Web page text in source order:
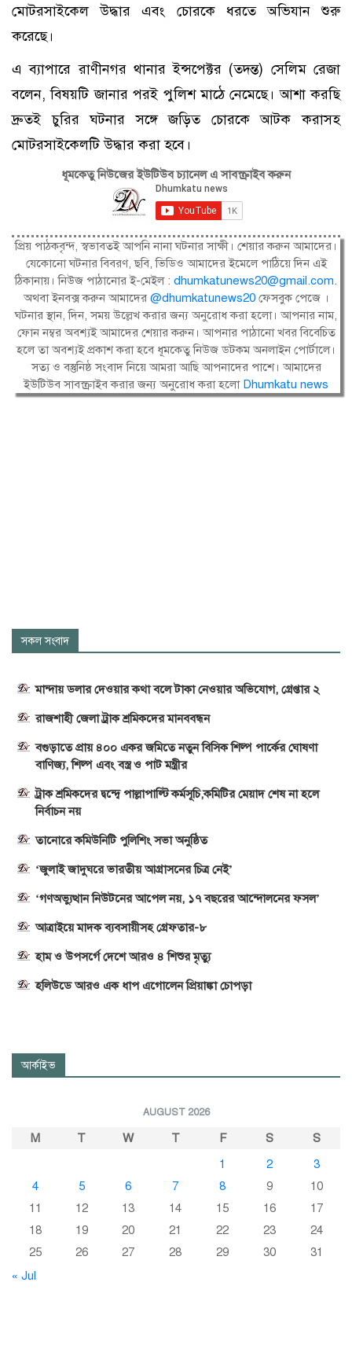
মোটরসাইকেল উদ্ধার এবং চোরকে ধরতে অভিযান শুরু
করেছে।
এ ব্যাপারে রাণীনগর থানার ইন্সপেক্টর (তদন্ত) সেলিম রেজা
বলেন, বিষয়টি জানার পরই পুলিশ মাঠে নেমেছে। আশা করছি
দ্রুতই চুরির ঘটনার সঙ্গে জড়িত চোরকে আটক করাসহ
মোটরসাইকেলটি উদ্ধার করা হবে।
ধূমকেতু নিউজের ইউটিউব চ্যানেল এ সাবস্ক্রাইব করুন
প্রিয় পাঠকবৃন্দ, স্বভাবতই আপনি নানা ঘটনার সাক্ষী। শেয়ার করুন আমাদের।
যেকোনো ঘটনার বিবরণ, ছবি, ভিডিও আমাদের ইমেলে পাঠিয়ে দিন এই
ঠিকানায়। নিউজ পাঠানোর ই-মেইল : dhumkatunews20@gmail.com.
অথবা ইনবক্স করুন আমাদের@dhumkatunews20 ফেসবুক পেজে ।
ঘটনার স্থান, দিন, সময় উল্লেখ করার জন্য অনুরোধ করা হলো। আপনার নাম,
ফোন নম্বর অবশ্যই আমাদের শেয়ার করুন। আপনার পাঠানো খবর বিবেচিত
হলে তা অবশ্যই প্রকাশ করা হবে ধূমকেতু নিউজ ডটকম অনলাইন পোর্টালে।
সত্য ও বস্তুনিষ্ঠ সংবাদ নিয়ে আমরা আছি আপনাদের পাশে। আমাদের
ইউটিউব সাবস্ক্রাইব করার জন্য অনুরোধ করা হলো Dhumkatu news
সকল সংবাদ
মান্দায় ডলার দেওয়ার কথা বলে টাকা নেওয়ার অভিযোগ, গ্রেপ্তার ২
রাজশাহী জেলা ট্রাক শ্রমিকদের মানববন্ধন
বগুড়াতে প্রায় ৪০০ একর জমিতে নতুন বিসিক শিল্প পার্কের ঘোষণা
বাণিজ্য, শিল্প এবং বস্ত্র ও পাট মন্ত্রীর
ট্রাক শ্রমিকদের দ্বন্দ্বে পাল্লাপাল্টি কর্মসূচি,কমিটির মেয়াদ শেষ না হলে
নির্বাচন নয়
তানোরে কমিউনিটি পুলিশিং সভা অনুষ্ঠিত
‘জুলাই জাদুঘরে ভারতীয় আগ্রাসনের চিত্র নেই’
‘গণঅভ্যুত্থান নিউটনের আপেল নয়, ১৭ বছরের আন্দোলনের ফসল’
আত্রাইয়ে মাদক ব্যবসায়ীসহ গ্রেফতার-৮
হাম ও উপসর্গে দেশে আরও ৪ শিশুর মৃত্যু
হলিউডে আরও এক ধাপ এগোলেন প্রিয়াঙ্কা চোপড়া
আর্কাইভ
AUGUST 2026
M T W T F S
S
1
2
3
4
5 6 7 8 9
10
11
12 13 14 15 16
17
18
19 20 21 22 23
24
25
26 27 28 29 30
31
« Jul